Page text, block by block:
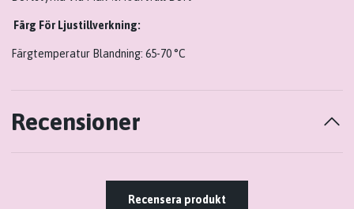
Färg För Ljustillverkning:
Färgtemperatur Blandning: 65-70 °C
Recensioner
Recensera produkt